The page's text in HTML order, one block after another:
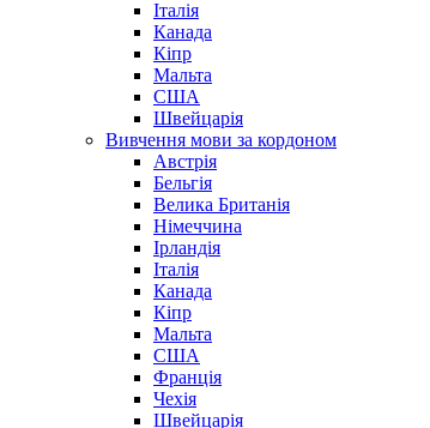
Італія
Канада
Кіпр
Мальта
США
Швейцарія
Вивчення мови за кордоном
Австрія
Бельгія
Велика Британія
Німеччина
Ірландія
Італія
Канада
Кіпр
Мальта
США
Франція
Чехія
Швейцарія